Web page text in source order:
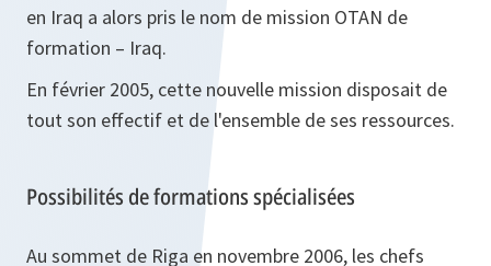
en Iraq a alors pris le nom de mission OTAN de
formation – Iraq.
En février 2005, cette nouvelle mission disposait de
tout son effectif et de l'ensemble de ses ressources.
Possibilités de formations spécialisées
Au sommet de Riga en novembre 2006, les chefs